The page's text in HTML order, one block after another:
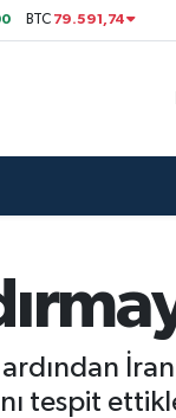
BTC 79.591,74
tespit